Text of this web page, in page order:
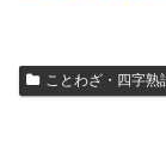
ことわざ・四字熟